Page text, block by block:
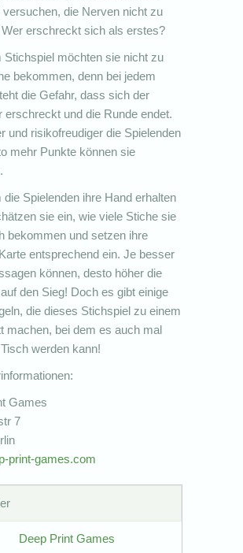
versuchen, die Nerven nicht zu
erschreckt sich als erstes?
Stichspiel möchten sie nicht zu
bekommen, denn bei jedem
die Gefahr, dass sich der
erschreckt und die Runde endet.
und risikofreudiger die Spielenden
mehr Punkte können sie
die Spielenden ihre Hand erhalten
sie ein, wie viele Stiche sie
bekommen und setzen ihre
entsprechend ein. Je besser
können, desto höher die
den Sieg! Doch es gibt einige
die dieses Stichspiel zu einem
machen, bei dem es auch mal
werden kann!
Games
7
print-games.com
Deep Print Games